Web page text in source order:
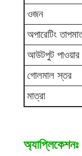
শব্দরোধী জেনারেটর
বাড়ির ব্যবহারের
ক্যানোপি
ওজন
অপারেটিং
আউটপুট পাওয়ার
গোলমাল স্তর
মাত্রা
অ্যাপ্লিকেশনঃ